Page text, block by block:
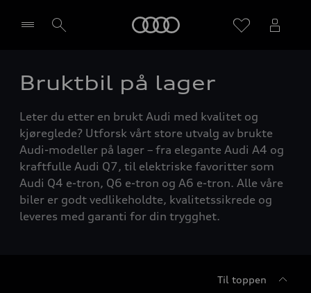
Velg forhandler
Bruktbil på lager
Leter du etter en brukt Audi med kvalitet og
kjøreglede? Utforsk vårt store utvalg av brukte
Audi-modeller på lager – fra elegante Audi A4 og
kraftfulle Audi Q7, til elektriske favoritter som
Audi Q4 e-tron, Q6 e-tron og A6 e-tron. Alle våre
biler er godt vedlikeholdte, kvalitetssikrede og
leveres med garanti for din trygghet.
Til toppen